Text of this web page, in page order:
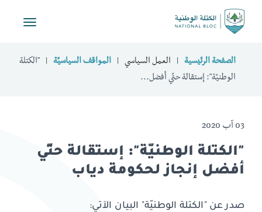
Toggle
الصفحة الرئيسية العمل السياسي المواقف السياسيّة
"الكتلة
الوطنيّة": إستقالة حتّي أفضل...
03 آب 2020
"الكتلة الوطنيّة": إستقالة حتّي
أفضل إنجاز لحكومة دياب
صدر عن "الكتلة الوطنيّة" البيان الآتي: